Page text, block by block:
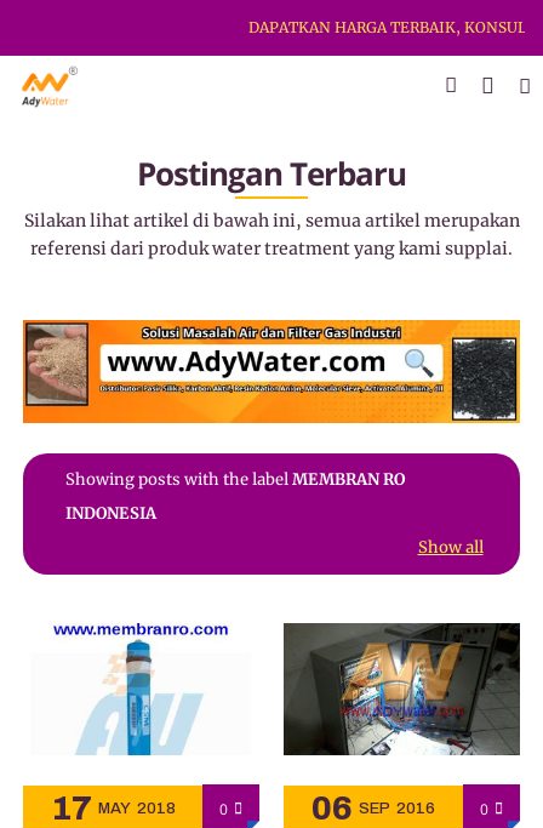
DAPATKAN HARGA TERBAIK,
Postingan Terbaru
Silakan lihat artikel di bawah ini, semua artikel merupakan
referensi dari produk water treatment yang kami supplai.
Showing posts with the labelMEMBRAN RO
INDONESIA
Show all
17 MAY 2018 0 06 SEP 2016 0